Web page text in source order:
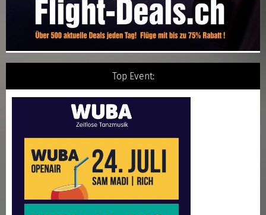
Top Event: